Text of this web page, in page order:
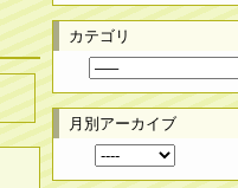
カテゴリ
月別アーカイブ